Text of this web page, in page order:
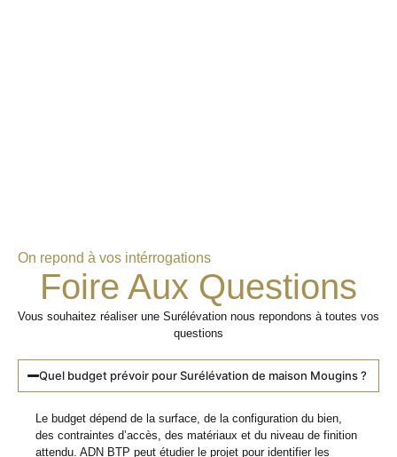
On repond à vos intérrogations
Foire Aux Questions
Vous souhaitez réaliser une Surélévation nous repondons à toutes vos
questions
Quel budget prévoir pour Surélévation de maison Mougins ?
Le budget dépend de la surface, de la configuration du bien,
des contraintes d’accès, des matériaux et du niveau de finition
attendu. ADN BTP peut étudier le projet pour identifier les